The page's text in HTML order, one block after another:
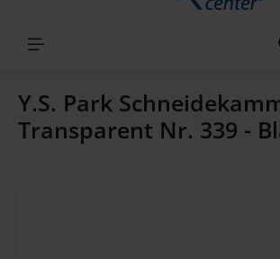
Y.S. Park
Transparent Nr. 339 -